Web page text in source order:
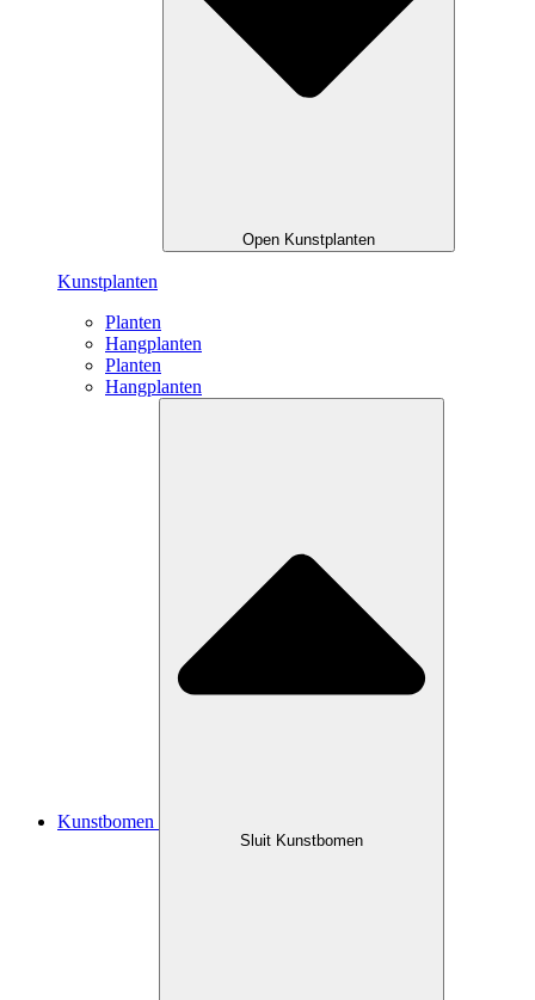
Open Kunstplanten
Kunstplanten
Planten
Hangplanten
Planten
Hangplanten
Kunstbomen
Sluit Kunstbomen